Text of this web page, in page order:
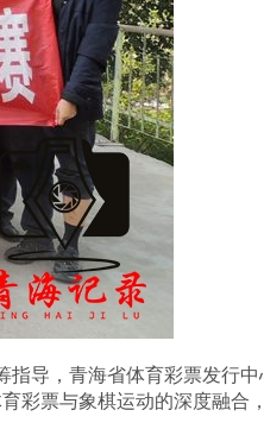
导，青海省体育彩票发行
票与象棋运动的深度融合